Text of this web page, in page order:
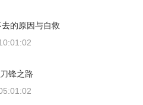
的原因与自救
锋之路